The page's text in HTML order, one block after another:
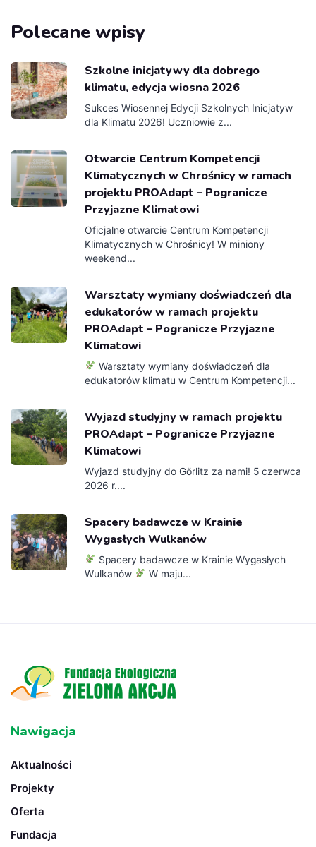
Polecane wpisy
Szkolne inicjatywy dla dobrego
klimatu, edycja wiosna 2026
Sukces Wiosennej Edycji Szkolnych Inicjatyw
dla Klimatu 2026! Uczniowie z...
Otwarcie Centrum Kompetencji
Klimatycznych w Chrośnicy w ramach
projektu PROAdapt – Pogranicze
Przyjazne Klimatowi
Oficjalne otwarcie Centrum Kompetencji
Klimatycznych w Chrośnicy! W miniony
weekend...
Warsztaty wymiany doświadczeń dla
edukatorów w ramach projektu
PROAdapt – Pogranicze Przyjazne
Klimatowi
Warsztaty wymiany doświadczeń dla
edukatorów klimatu w Centrum Kompetencji...
Wyjazd studyjny w ramach projektu
PROAdapt – Pogranicze Przyjazne
Klimatowi
Wyjazd studyjny do Görlitz za nami! 5 czerwca
2026 r....
Spacery badawcze w Krainie
Wygasłych Wulkanów
Spacery badawcze w Krainie Wygasłych
Wulkanów
W maju...
Nawigacja
Aktualności
Projekty
Oferta
Fundacja